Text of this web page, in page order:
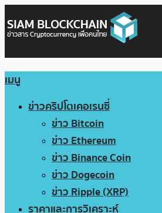
เมนู
ข่าวคริปโตเคอเรนซี่
ข่าว Bitcoin
ข่าว Ethereum
ข่าว Binance Coin
ข่าว Dogecoin
ข่าว Ripple (XRP)
ราคาและการวิเคราะห์